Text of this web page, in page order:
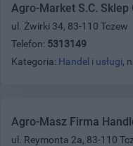
Agro-Market S.C. Sklep
ul. Żwirki 34, 83-110 Tczew
Telefon: 5313149
Kategoria: Handel i usługi,
Agro-Masz Firma
ul. Reymonta 2a, 83-110